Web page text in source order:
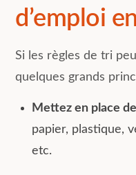
d’emploi
Si les règles de tri
quelques grands
Mettez en place
papier, plastique,
etc.